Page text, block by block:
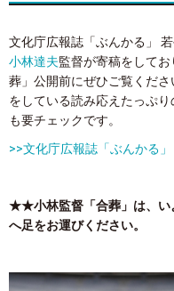
文化庁広報誌「ぶんかる」
小林達夫監督が寄稿をして
葬」公開前にぜひご覧くだ
をしている読み応えたっぷ
も要チェックです。
>>文化庁広報誌「ぶんかる
★★小林監督「合葬」は、い
へ足をお運びください。